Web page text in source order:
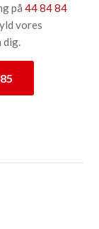
på44 84 84
vores
dig.